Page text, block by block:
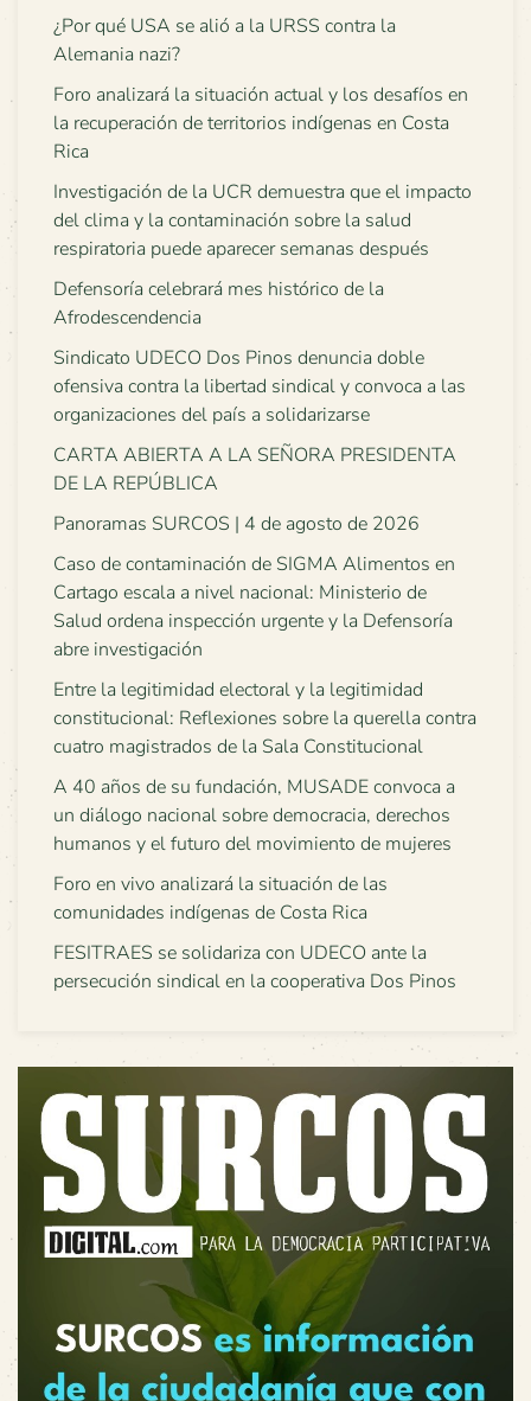
¿Por qué USA se alió a la URSS contra la
Alemania nazi?
Foro analizará la situación actual y los desafíos en
la recuperación de territorios indígenas en Costa
Rica
Investigación de la UCR demuestra que el impacto
del clima y la contaminación sobre la salud
respiratoria puede aparecer semanas después
Defensoría celebrará mes histórico de la
Afrodescendencia
Sindicato UDECO Dos Pinos denuncia doble
ofensiva contra la libertad sindical y convoca a las
organizaciones del país a solidarizarse
CARTA ABIERTA A LA SEÑORA PRESIDENTA
DE LA REPÚBLICA
Panoramas SURCOS | 4 de agosto de 2026
Caso de contaminación de SIGMA Alimentos en
Cartago escala a nivel nacional: Ministerio de
Salud ordena inspección urgente y la Defensoría
abre investigación
Entre la legitimidad electoral y la legitimidad
constitucional: Reflexiones sobre la querella contra
cuatro magistrados de la Sala Constitucional
A 40 años de su fundación, MUSADE convoca a
un diálogo nacional sobre democracia, derechos
humanos y el futuro del movimiento de mujeres
Foro en vivo analizará la situación de las
comunidades indígenas de Costa Rica
FESITRAES se solidariza con UDECO ante la
persecución sindical en la cooperativa Dos Pinos